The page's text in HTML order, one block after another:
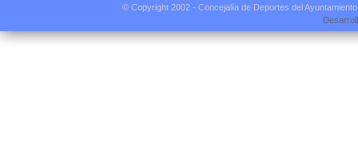
© Copyright 2002 - Concejalía de Deportes del